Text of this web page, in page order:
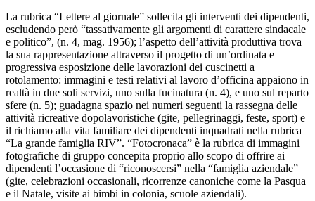
La rubrica “Lettere al giornale” sollecita gli interventi dei dipendenti,
escludendo però “tassativamente gli argomenti di carattere sindacale
e politico”, (n. 4, mag. 1956); l’aspetto dell’attività produttiva trova
la sua rappresentazione attraverso il progetto di un’ordinata e
progressiva esposizione delle lavorazioni dei cuscinetti a
rotolamento: immagini e testi relativi al lavoro d’officina appaiono in
realtà in due soli servizi, uno sulla fucinatura (n. 4), e uno sul reparto
sfere (n. 5); guadagna spazio nei numeri seguenti la rassegna delle
attività ricreative dopolavoristiche (gite, pellegrinaggi, feste, sport) e
il richiamo alla vita familiare dei dipendenti inquadrati nella rubrica
“La grande famiglia RIV”. “Fotocronaca” è la rubrica di immagini
fotografiche di gruppo concepita proprio allo scopo di offrire ai
dipendenti l’occasione di “riconoscersi” nella “famiglia aziendale”
(gite, celebrazioni occasionali, ricorrenze canoniche come la Pasqua
e il Natale, visite ai bimbi in colonia, scuole aziendali).